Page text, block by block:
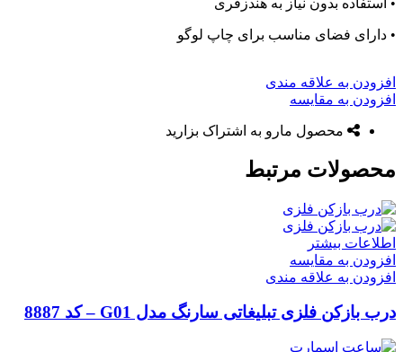
• استفاده بدون نیاز به هندزفری
• دارای فضای مناسب برای چاپ لوگو
افزودن به علاقه مندی
افزودن به مقایسه
محصول مارو به اشتراک بزارید
محصولات مرتبط
اطلاعات بیشتر
افزودن به مقایسه
افزودن به علاقه مندی
درب بازکن فلزی تبلیغاتی سارنگ مدل G01 – کد 8887